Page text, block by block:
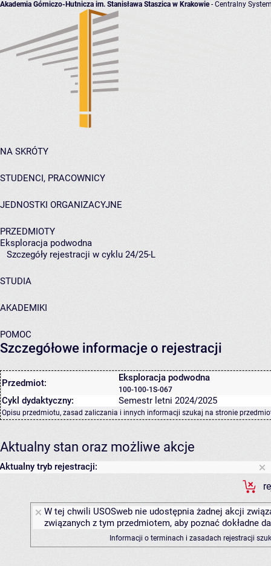
Akademia Górniczo-Hutnicza im. Stanisława Staszica w Krakowie- Centralny
NA SKRÓTY
STUDENCI, PRACOWNICY
JEDNOSTKI ORGANIZACYJNE
PRZEDMIOTY
Eksploracja podwodna
Szczegóły rejestracji w cyklu 24/25-L
STUDIA
AKADEMIKI
POMOC
Szczegółowe informacje o rejestracji
Przedmiot: Eksploracja podwodna
100-100-1S-067
Cykl dydaktyczny: Semestr letni 2024/2025
Opisu przedmiotu, zasad zaliczania i innych informacji szukaj na stronie
Aktualny stan oraz możliwe akcje
Aktualny tryb rejestracji:
W tej chwili USOSweb nie udostępnia żadnej akcji
związanych z tym przedmiotem, aby poznać dokładne
Informacji o terminach i zasadach rejestracji